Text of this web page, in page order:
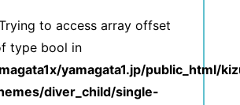
to access array offset
type bool in
yamagata1.jp/public_html/
diver_child/single-